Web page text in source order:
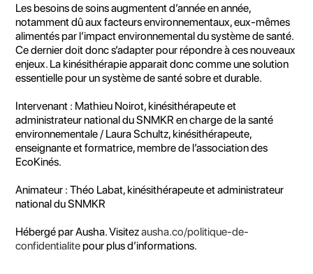
Les besoins de soins augmentent d’année en année,
notamment dû aux facteurs environnementaux, eux-mêmes
alimentés par l’impact environnemental du système de santé.
Ce dernier doit donc s’adapter pour répondre à ces nouveaux
enjeux. La kinésithérapie apparait donc comme une solution
essentielle pour un système de santé sobre et durable.
Intervenant : Mathieu Noirot, kinésithérapeute et
administrateur national du SNMKR en charge de la santé
environnementale / Laura Schultz, kinésithérapeute,
enseignante et formatrice, membre de l’association des
EcoKinés.
Animateur : Théo Labat, kinésithérapeute et administrateur
national du SNMKR
Hébergé par Ausha. Visitezausha.co/politique-de-
confidentialitepour plus d’informations.